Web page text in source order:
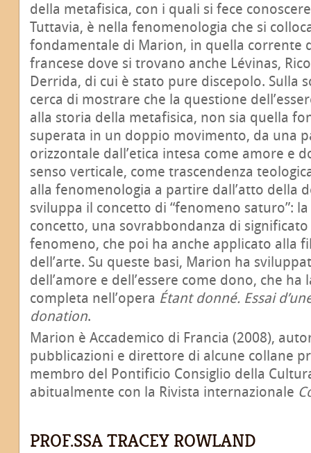
della metafisica, con i quali si fece
Tuttavia, è nella fenomenologia che si
fondamentale di Marion, in quella corrente
francese dove si trovano anche Lévinas,
Derrida, di cui è stato pure discepolo. Sulla
cerca di mostrare che la questione
alla storia della metafisica, non sia quella
superata in un doppio movimento, da una
orizzontale dall’etica intesa come amore e
senso verticale, come trascendenza
alla fenomenologia a partire dall’atto della
sviluppa il concetto di “fenomeno saturo”:
concetto, una sovrabbondanza di
fenomeno, che poi ha anche applicato alla
dell’arte. Su queste basi, Marion ha
dell’amore e dell’essere come dono, che ha
completa nell’opera Étant donné. Essai
donation.
Marion è Accademico di Francia (2008),
pubblicazioni e direttore di alcune collane
membro del Pontificio Consiglio della
abitualmente con la Rivista internazionale
PROF.SSA TRACEY ROWLAND